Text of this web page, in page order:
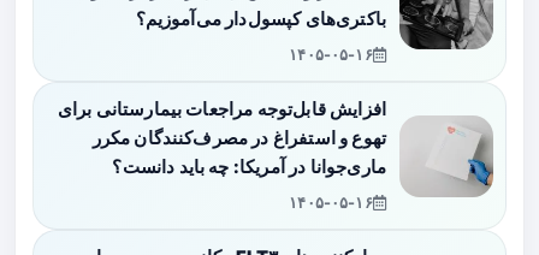
باکتری‌های کپسول‌دار می‌آموزیم؟
۱۴۰۵-۰۵-۱۶
افزایش قابل‌توجه مراجعات بیمارستانی برای
تهوع و استفراغ در مصرف‌کنندگان مکرر
ماری‌جوانا در آمریکا: چه باید دانست؟
۱۴۰۵-۰۵-۱۶